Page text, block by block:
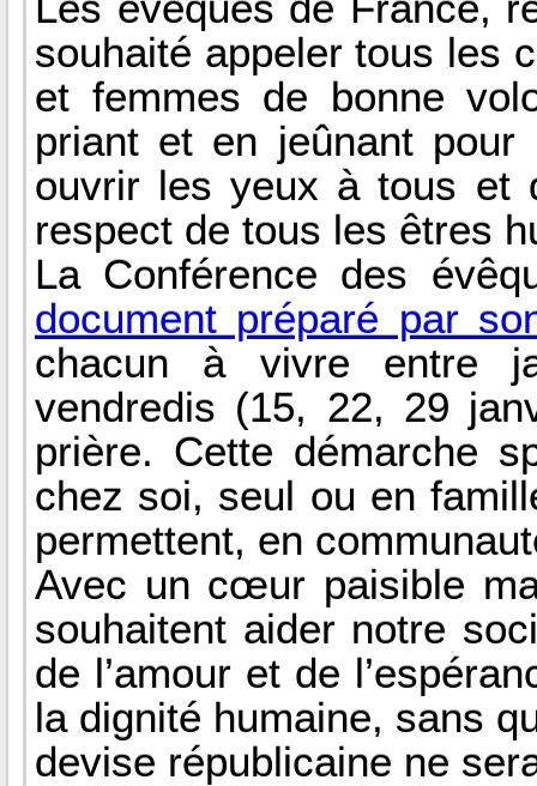
souhaité appeler tous les
et femmes de bonne
priant et en jeûnant
ouvrir les yeux à tous et
respect de tous les êtres
La Conférence des
document préparé par
chacun à vivre entre
vendredis (15, 22, 29
prière. Cette démarche
chez soi, seul ou en
permettent, en
Avec un cœur paisible
souhaitent aider notre
de l’amour et de
la dignité humaine, sans
devise républicaine ne